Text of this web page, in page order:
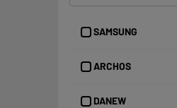
SAMSUNG
ARCHOS
DANEW